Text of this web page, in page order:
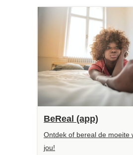
BeReal (app)
Ontdek of bereal de moeite
jou!